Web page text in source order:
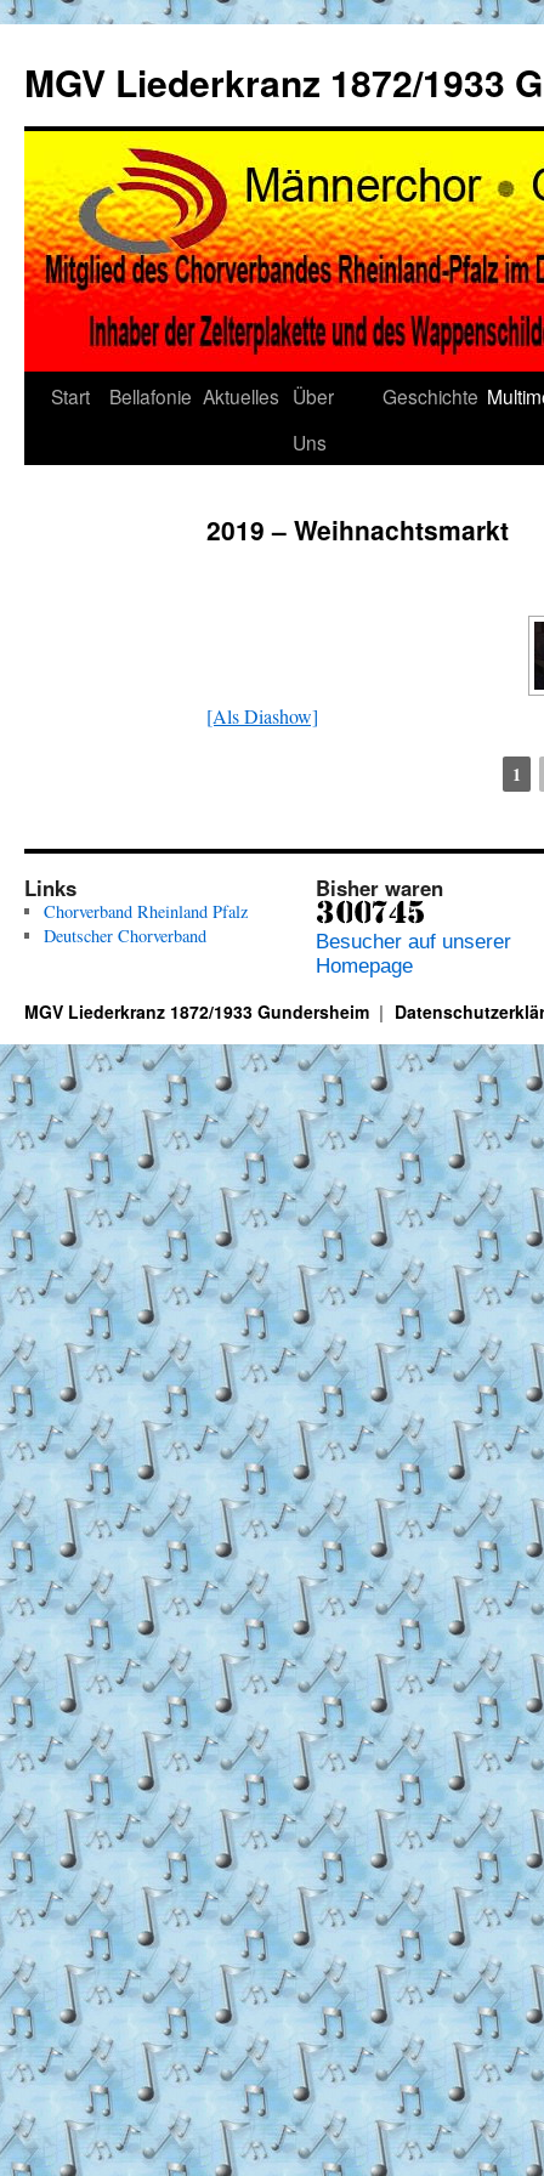
springen
MGV Liederkranz 1872/1933
Start Bellafonie Aktuelles Über
Uns
Geschichte
2019 – Weihnachtsmarkt
[Als Diashow]
1
Links
Chorverband Rheinland Pfalz
Deutscher Chorverband
Bisher waren
Besucher auf unserer
Homepage
MGV Liederkranz 1872/1933 Gundersheim